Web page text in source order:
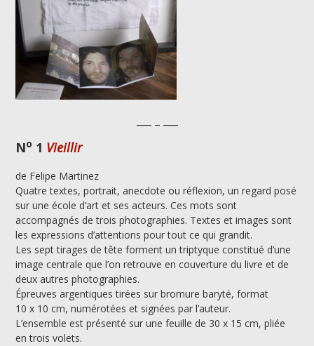
No 1 Vieillir
de Felipe Martinez
Quatre textes, portrait, anecdote ou réflexion, un regard posé
sur une école d’art et ses acteurs. Ces mots sont
accompagnés de trois photographies. Textes et images sont
les expressions d’attentions pour tout ce qui grandit.
Les sept tirages de tête forment un triptyque constitué d’une
image centrale que l’on retrouve en couverture du livre et de
deux autres photographies.
Épreuves argentiques tirées sur bromure baryté, format
10 x 10 cm, numérotées et signées par l’auteur.
L’ensemble est présenté sur une feuille de 30 x 15 cm, pliée
en trois volets.